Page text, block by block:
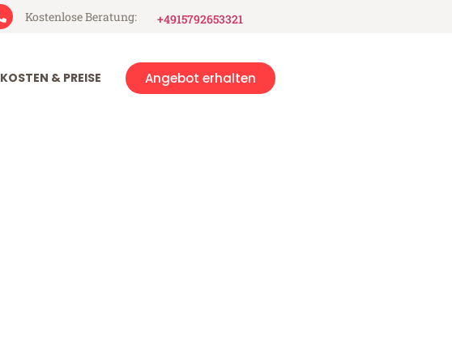
Kostenlose Beratung: +4915792653321
KOSTEN & PREISE Angebot erhalten